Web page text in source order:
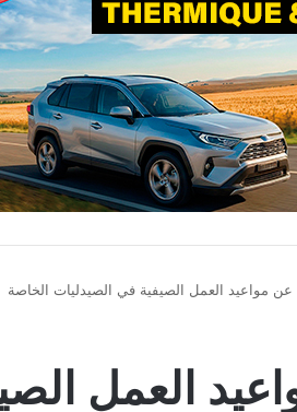
عن مواعيد العمل الصيفية في الصيدليات الخاصة
العمل